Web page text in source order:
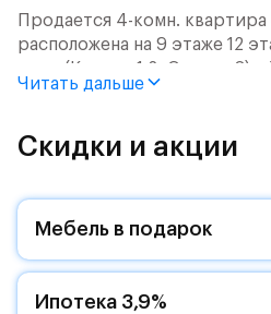
Продается 4-комн.
расположена на 9 этаже 12
дома (Корпус 1.2, Секция 8)
от группы «Самолет».
Цена указана с учетом
Солнечногорск, рядом с
Митинским лесопарком.
Путь до МКАД на автомобиле
Пятницкому шоссе:
Читать дальше
Скидки и акции
Мебель в подарок
Ипотека 3,9%